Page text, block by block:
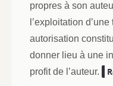
propres à son
l’exploitation
autorisation
donner lieu à une
profit de l’auteur.